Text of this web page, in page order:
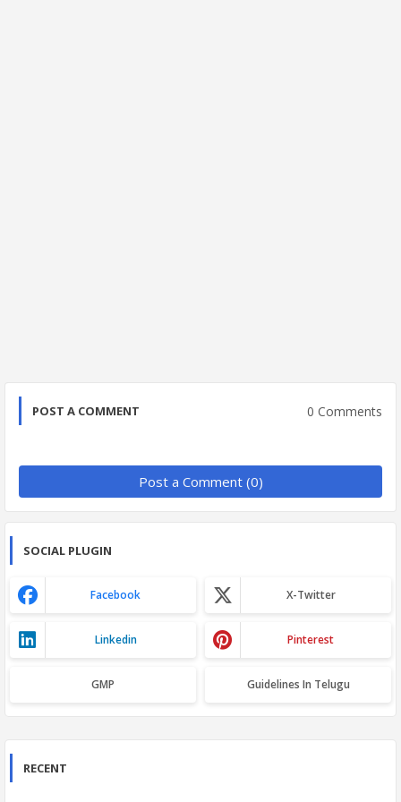
POST A COMMENT 0 Comments
Post a Comment (0)
SOCIAL PLUGIN
Facebook X-Twitter
Linkedin Pinterest
GMP Guidelines In Telugu
RECENT